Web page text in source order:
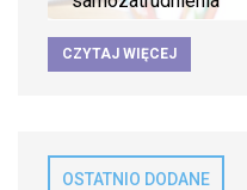
CZYTAJ WIĘCEJ
OSTATNIO DODANE